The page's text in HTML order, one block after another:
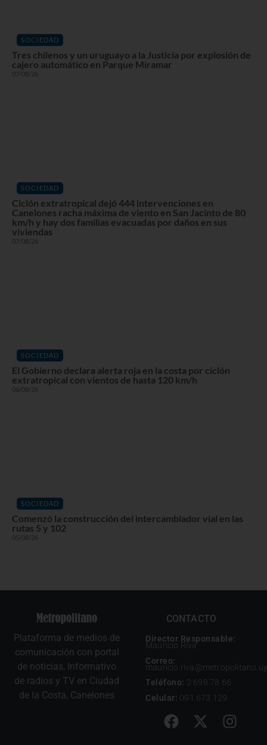
SOCIEDAD
Tres chilenos y un uruguayo a la Justicia por explosión de
cajero automático en Parque Miramar
07/08/26
SOCIEDAD
Ciclón extratropical dejó 444 intervenciones en
Canelones racha máxima de viento en San Jacinto de 80
km/h y hay dos familias evacuadas por daños en sus
viviendas
07/08/26
SOCIEDAD
El Gobierno declara alerta roja en la costa por ciclón
extratropical con vientos de hasta 120 km/h
06/08/26
SOCIEDAD
Comenzó la construcción del intercambiador vial en las
rutas 5 y 102
05/08/26
Plataforma de medios de
comunicación con portal
de noticias, Informativo
de radios y TV en Ciudad
de la Costa, Canelones
CONTACTO
Director Responsable:
Mauricio Riva
Correo:
mauricio.riva@metropolitano.uy
Teléfono: 2 698 78 66
Celular: 091 673 129